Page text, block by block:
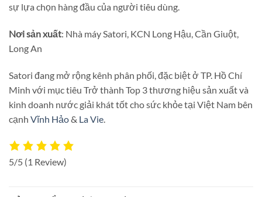
sự lựa chọn hàng đầu của người tiêu dùng.
Nơi sản xuất: Nhà máy Satori, KCN Long Hậu, Cần Giuột,
Long An
Satori đang mở rộng kênh phân phối, đặc biệt ở TP. Hồ Chí
Minh với mục tiêu Trở thành Top 3 thương hiệu sản xuất và
kinh doanh nước giải khát tốt cho sức khỏe tại Việt Nam bên
cạnh Vĩnh Hảo& La Vie
5/5 (1 Review)